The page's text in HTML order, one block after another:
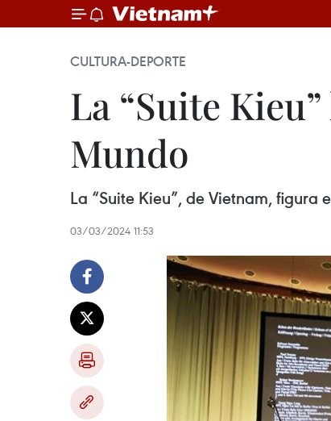
CULTURA-DEPORTE
La “Suite
Mundo
La “Suite Kieu”, de Vietnam,
03/03/2024 11:53